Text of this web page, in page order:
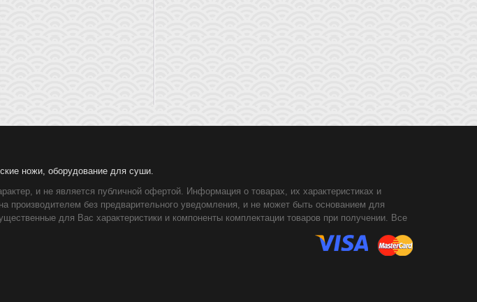
ножи, оборудование для суши.
и не является публичной офертой. Информация о товарах, их характеристиках и
производителем без предварительного уведомления, и не может быть основанием для
для Вас характеристики и компоненты комплектации товаров при получении. Все